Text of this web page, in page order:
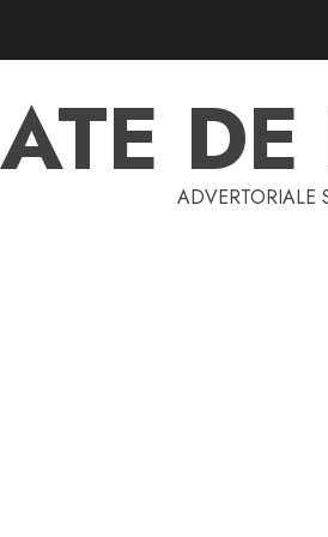
ADVERTORIALE